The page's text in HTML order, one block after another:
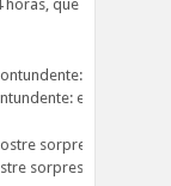
horas, que
el plato
sorpresa